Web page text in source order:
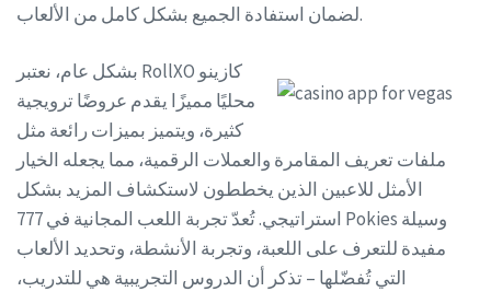
لضمان استفادة الجميع بشكل كامل من الألعاب.
بشكل عام، نعتبر RollXO كازينو
محليًا مميزًا يقدم عروضًا ترويجية
كثيرة، ويتميز بميزات رائعة مثل
ملفات تعريف المقامرة والعملات الرقمية، مما يجعله الخيار
الأمثل للاعبين الذين يخططون لاستكشاف المزيد بشكل
استراتيجي. تُعدّ تجربة اللعب المجانية في 777 Pokies وسيلة
مفيدة للتعرف على اللعبة، وتجربة الأنشطة، وتحديد الألعاب
التي تُفضّلها – تذكر أن الدروس التجريبية هي للتدريب،